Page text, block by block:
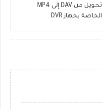
تحويل من DAV إلى MP4
الخاصة بجهاز DVR